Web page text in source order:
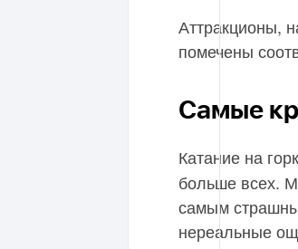
Аттракционы,
помечены
Самые
Катание на
больше всех.
самым
нереальные